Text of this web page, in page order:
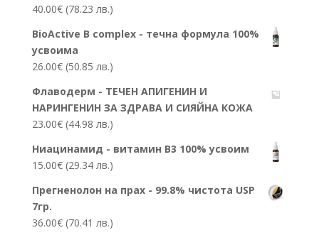
40.00€ (78.23 лв.)
BioActive B complex - течна формула 100%
усвоима
26.00€ (50.85 лв.)
Флаводерм - ТЕЧЕН АПИГЕНИН И
НАРИНГЕНИН ЗА ЗДРАВА И СИЯЙНА КОЖА
23.00€ (44.98 лв.)
Ниацинамид - витамин В3 100% усвоим
15.00€ (29.34 лв.)
Прегненолон на прах - 99.8% чистота USP
7гр.
36.00€ (70.41 лв.)